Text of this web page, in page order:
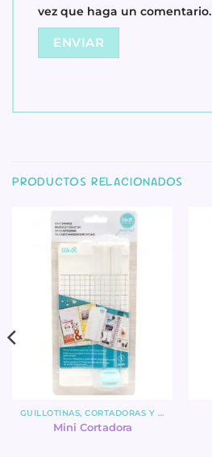
vez que haga un comentario.
PRODUCTOS RELACIONADOS
GUILLOTINAS, CORTADORAS Y MATS
Mini Cortadora